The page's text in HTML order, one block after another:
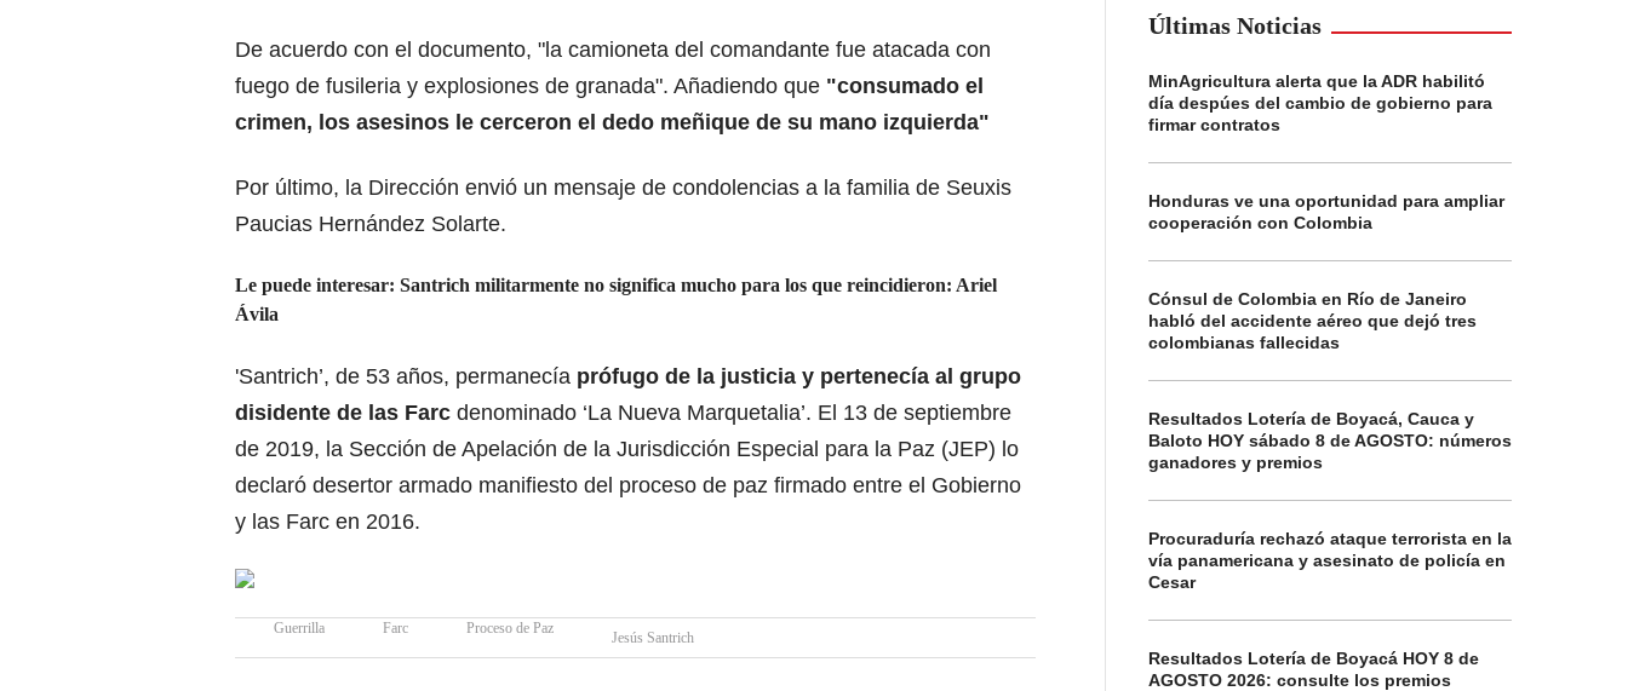
De acuerdo con el documento, "la camioneta del comandante fue atacada con
fuego de fusileria y explosiones de granada". Añadiendo que "consumado el
crimen, los asesinos le cerceron el dedo meñique de su mano izquierda"
Por último, la Dirección envió un mensaje de condolencias a la familia de Seuxis
Paucias Hernández Solarte.
Le puede interesar: Santrich militarmente no significa mucho para los que reincidieron: Ariel
Ávila
'Santrich’, de 53 años, permanecía prófugo de la justicia y pertenecía al grupo
disidente de las Farc denominado ‘La Nueva Marquetalia’. El 13 de septiembre
de 2019, la Sección de Apelación de la Jurisdicción Especial para la Paz (JEP) lo
declaró desertor armado manifiesto del proceso de paz firmado entre el Gobierno
y las Farc en 2016.
Guerrilla Farc Proceso de Paz
Jesús Santrich
Últimas Noticias
MinAgricultura alerta que la ADR habilitó
día despúes del cambio de gobierno para
firmar contratos
Honduras ve una oportunidad para ampliar
cooperación con Colombia
Cónsul de Colombia en Río de Janeiro
habló del accidente aéreo que dejó tres
colombianas fallecidas
Resultados Lotería de Boyacá, Cauca y
Baloto HOY sábado 8 de AGOSTO: números
ganadores y premios
Procuraduría rechazó ataque terrorista en la
vía panamericana y asesinato de policía en
Cesar
Resultados Lotería de Boyacá HOY 8 de
AGOSTO 2026: consulte los premios